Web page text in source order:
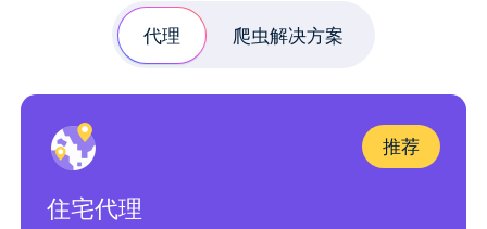
代理 爬虫解决方案
推荐
住宅代理